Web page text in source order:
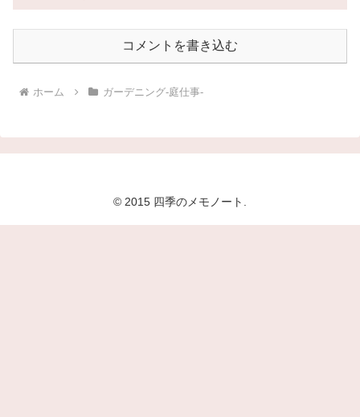
コメントを書き込む
ホーム ガーデニング-庭仕事-
© 2015 四季のメモノート.